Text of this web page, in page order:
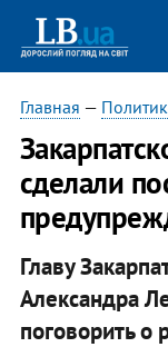
Главная —
сделали
Главу
Александра
поговорить о